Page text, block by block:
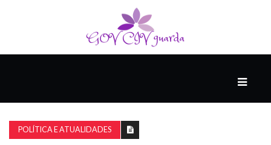
DO
THINK
POLÍTICA E ATUALIDADES